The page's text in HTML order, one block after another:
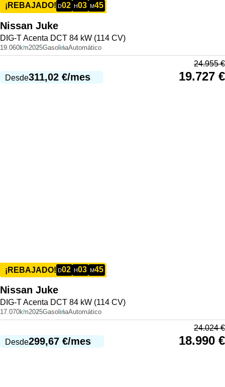
¡REBAJADO! D02 H03 M45
Nissan Juke
DIG-T Acenta DCT 84 kW (114 CV)
19.060km2025GasolinaAutomático
Desde311,02 €/mes
24.955€
19.727 €
¡REBAJADO! D02 H03 M45
Nissan Juke
DIG-T Acenta DCT 84 kW (114 CV)
17.070km2025GasolinaAutomático
Desde299,67 €/mes
24.024€
18.990 €